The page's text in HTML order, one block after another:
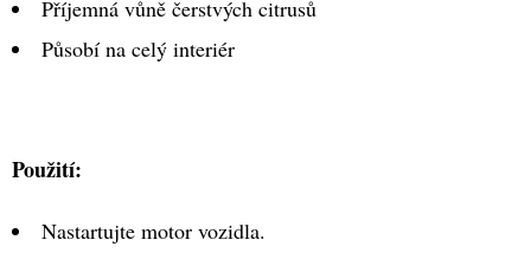
Příjemná vůně čerstvých citrusů
Působí na celý interiér
Použití:
Nastartujte motor vozidla.